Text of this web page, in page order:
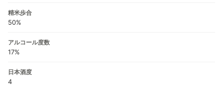
精米歩合
50%
アルコール度数
17%
日本酒度
4